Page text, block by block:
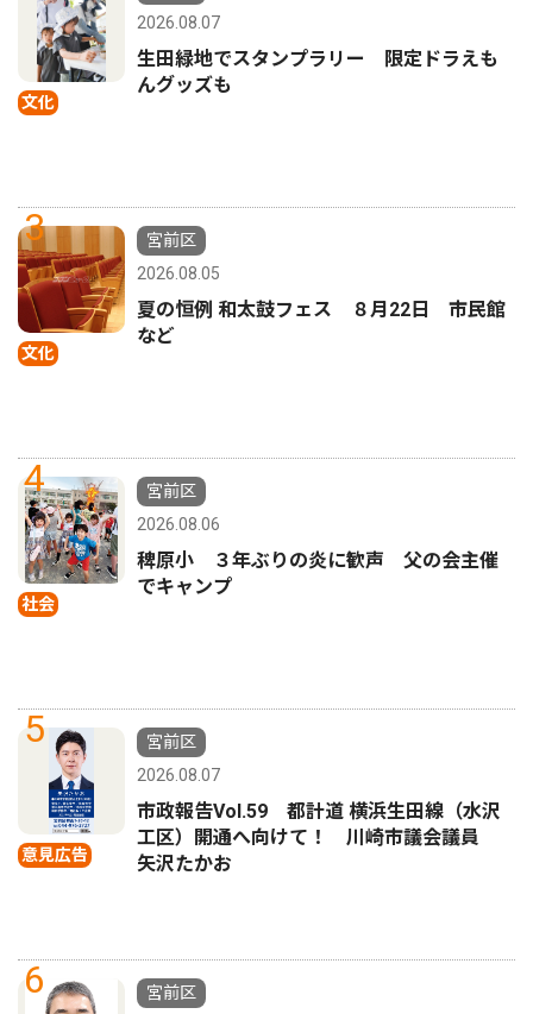
文化
2026.08.07
生田緑地でスタンプラリー 限定ドラえも
んグッズも
3
文化
宮前区
2026.08.05
夏の恒例 和太鼓フェス ８月22日 市民館
など
4
社会
宮前区
2026.08.06
稗原小 ３年ぶりの炎に歓声 父の会主催
でキャンプ
5
意見広告
宮前区
2026.08.07
市政報告Vol.59 都計道 横浜生田線（水沢
工区）開通へ向けて！ 川崎市議会議員
矢沢たかお
6
宮前区